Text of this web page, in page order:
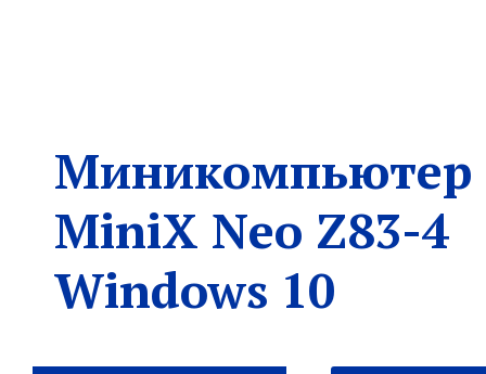
Миникомпьютер
MiniX Neo Z83-4
Windows 10